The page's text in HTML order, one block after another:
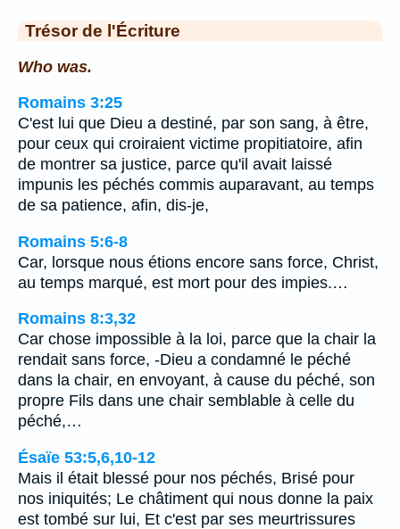
Trésor de l'Écriture
Who was.
Romains 3:25
C'est lui que Dieu a destiné, par son sang, à être,
pour ceux qui croiraient victime propitiatoire, afin
de montrer sa justice, parce qu'il avait laissé
impunis les péchés commis auparavant, au temps
de sa patience, afin, dis-je,
Romains 5:6-8
Car, lorsque nous étions encore sans force, Christ,
au temps marqué, est mort pour des impies.…
Romains 8:3,32
Car chose impossible à la loi, parce que la chair la
rendait sans force, -Dieu a condamné le péché
dans la chair, en envoyant, à cause du péché, son
propre Fils dans une chair semblable à celle du
péché,…
Ésaïe 53:5,6,10-12
Mais il était blessé pour nos péchés, Brisé pour
nos iniquités; Le châtiment qui nous donne la paix
est tombé sur lui, Et c'est par ses meurtrissures